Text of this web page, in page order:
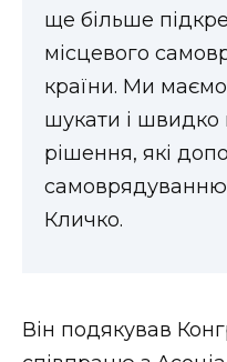
ще більше
місцевого
країни. Ми
шукати і швидко
рішення, які
Кличко.
Він подякував